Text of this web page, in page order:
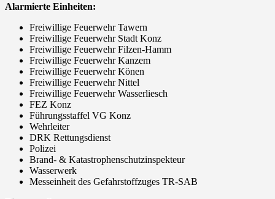
Alarmierte Einheiten:
Freiwillige Feuerwehr Tawern
Freiwillige Feuerwehr Stadt Konz
Freiwillige Feuerwehr Filzen-Hamm
Freiwillige Feuerwehr Kanzem
Freiwillige Feuerwehr Könen
Freiwillige Feuerwehr Nittel
Freiwillige Feuerwehr Wasserliesch
FEZ Konz
Führungsstaffel VG Konz
Wehrleiter
DRK Rettungsdienst
Polizei
Brand- & Katastrophenschutzinspekteur
Wasserwerk
Messeinheit des Gefahrstoffzuges TR-SAB